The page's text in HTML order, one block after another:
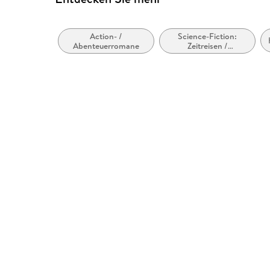
Action- /
Abenteuerromane
Science-Fiction:
Zeitreisen /
Zeitsprünge